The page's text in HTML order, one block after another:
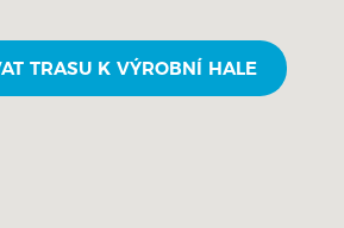
TRASU K VÝROBNÍ HALE